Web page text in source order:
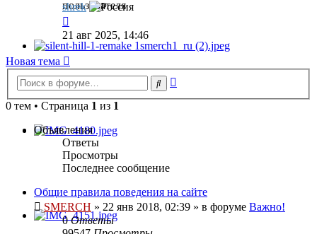
shrek
к
последнему
21 авг 2025, 14:46
Новая тема
Поиск
0 тем • Страница 1 из 1
Объявления
Ответы
Просмотры
Последнее сообщение
Общие правила поведения на сайте
SMERCH » 22 янв 2018, 02:39 » в форуме Важно!
0Ответы